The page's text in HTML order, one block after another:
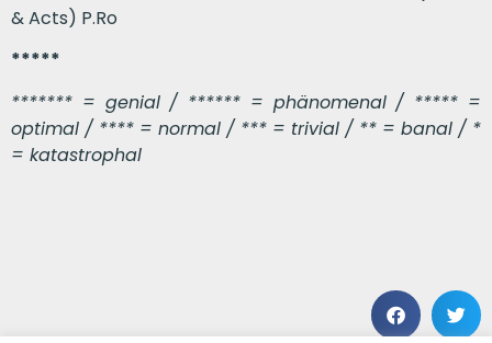
& Acts) P.Ro
*****
******* = genial / ****** = phänomenal / ***** =
optimal / **** = normal / *** = trivial / ** = banal / *
= katastrophal